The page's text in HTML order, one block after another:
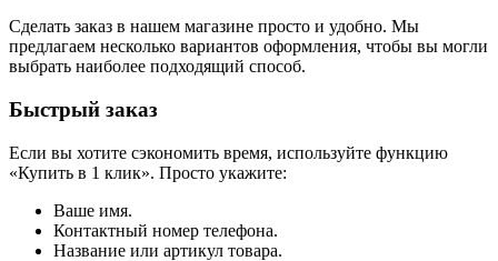
Сделать заказ в нашем магазине просто и удобно. Мы
предлагаем несколько вариантов оформления, чтобы вы могли
выбрать наиболее подходящий способ.
Быстрый заказ
Если вы хотите сэкономить время, используйте функцию
«Купить в 1 клик». Просто укажите:
Ваше имя.
Контактный номер телефона.
Название или артикул товара.